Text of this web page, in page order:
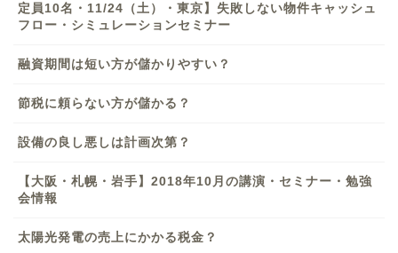
定員10名・11/24（土）・東京】失敗しない物件キャッシュ
フロー・シミュレーションセミナー
融資期間は短い方が儲かりやすい？
節税に頼らない方が儲かる？
設備の良し悪しは計画次第？
【大阪・札幌・岩手】2018年10月の講演・セミナー・勉強
会情報
太陽光発電の売上にかかる税金？